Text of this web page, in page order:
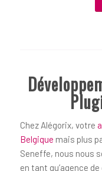
Chez Alégorix, votre
Belgique mais plus
Seneffe, nous nous
en tant qu’agence